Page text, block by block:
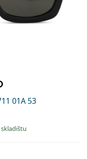
01A 53
skladištu